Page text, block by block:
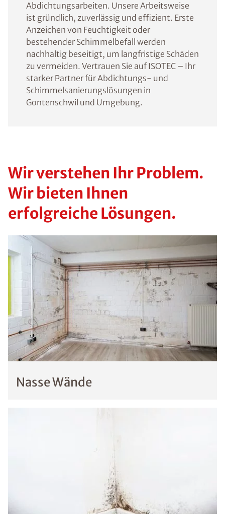
Abdichtungsarbeiten. Unsere Arbeitsweise
ist gründlich, zuverlässig und effizient. Erste
Anzeichen von Feuchtigkeit oder
bestehender Schimmelbefall werden
nachhaltig beseitigt, um langfristige Schäden
zu vermeiden. Vertrauen Sie auf ISOTEC – Ihr
starker Partner für Abdichtungs- und
Schimmelsanierungslösungen in
Gontenschwil und Umgebung.
Wir verstehen Ihr Problem.
Wir bieten Ihnen
erfolgreiche Lösungen.
Nasse Wände